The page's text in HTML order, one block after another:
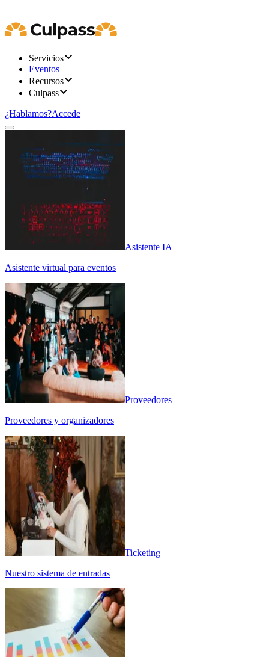
Servicios
Eventos
Recursos
Culpass
¿Hablamos?Accede
Asistente IA
Asistente virtual para eventos
Proveedores
Proveedores y organizadores
Ticketing
Nuestro sistema de entradas